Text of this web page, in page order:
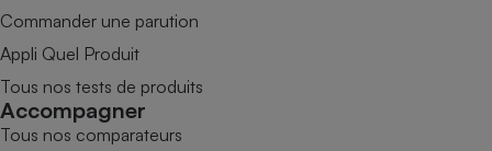
Commander une parution
Appli Quel Produit
Tous nos tests de produits
Accompagner
Tous nos comparateurs